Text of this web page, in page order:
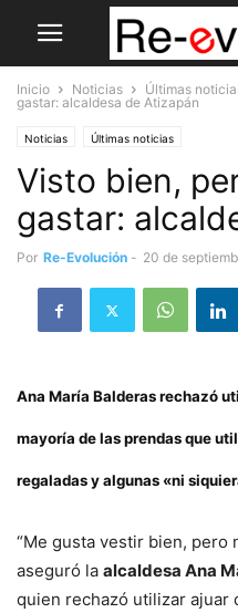
Inicio Noticias Últimas
gastar: alcaldesa de Atizapán
Noticias Últimas noticias
Visto bien,
gastar:
Por Re-Evolución - 20 de
Ana María Balderas rechazó
mayoría de las prendas que
regaladas y algunas «ni
“Me gusta vestir bien, pero
aseguró la alcaldesa Ana
quien rechazó utilizar ajuar